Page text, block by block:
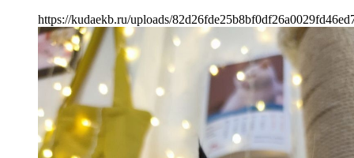
https://kudaekb.ru/uploads/